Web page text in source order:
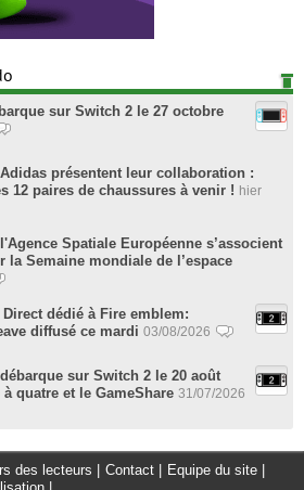
sur Switch 2 le 27 octobre
présentent leur collaboration :
12 paires de chaussures à venir ! hier
Spatiale Européenne s’associent
la Semaine mondiale de l’espace
dédié à Fire emblem:
diffusé ce mardi 03/08/2026
sur Switch 2 le 20 août
quatre et le GameShare 31/07/2026
des lecteurs | Contact | Equipe du site |